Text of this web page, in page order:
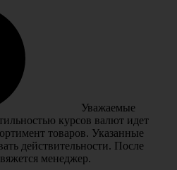
Уважаемые
курсов валют идет
товаров. Указанные
действительности. После
менеджер.